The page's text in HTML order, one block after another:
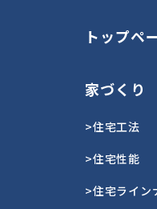
トップペ
家づくり
>住宅工法
>住宅性能
>住宅ライン